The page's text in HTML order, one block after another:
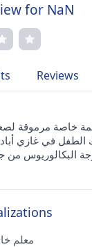
for NaN
Reviews
خاصة مرموقة
في غازي أباد
البكالوريوس
سينغ، ميروت في عام 2009
معلم